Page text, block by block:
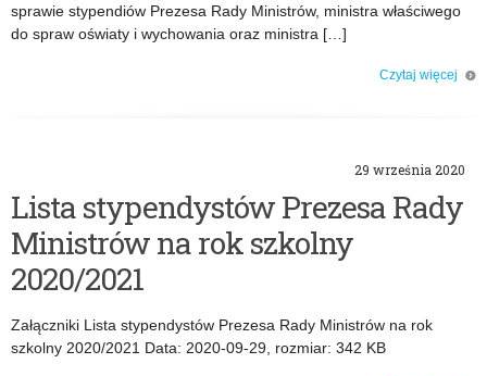
sprawie stypendiów Prezesa Rady Ministrów, ministra właściwego
do spraw oświaty i wychowania oraz ministra […]
Czytaj więcej
29 września 2020
Lista stypendystów Prezesa Rady
Ministrów na rok szkolny
2020/2021
Załączniki Lista stypendystów Prezesa Rady Ministrów na rok
szkolny 2020/2021 Data: 2020-09-29, rozmiar: 342 KB